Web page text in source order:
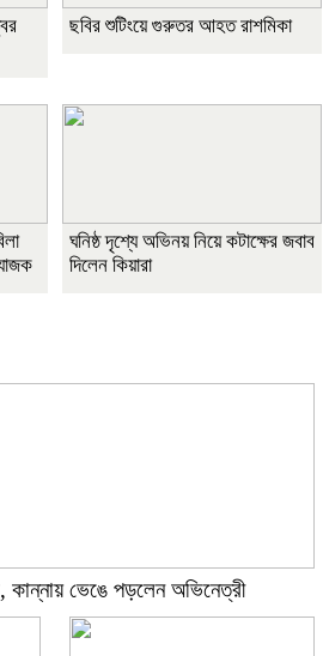
ছবির শুটিংয়ে গুরুতর আহত রাশমিকা
ঘনিষ্ঠ দৃশ্যে অভিনয় নিয়ে কটাক্ষের জবাব
দিলেন কিয়ারা
কান্নায় ভেঙে পড়লেন অভিনেত্রী